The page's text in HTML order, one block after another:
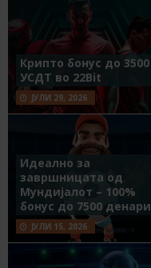
Крипто бонус до 3500
УСДТ во 22Bit
ЈУЛИ 29, 2026
Идеално за
завршницата од
Мундијалот – 100%
бонус до 7500 денари
ЈУЛИ 15, 2026